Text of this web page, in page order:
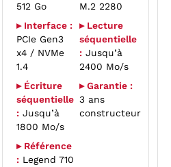
512 Go
M.2 2280
▸ Interface :
PCIe Gen3
x4 / NVMe
1.4
▸ Lecture
séquentielle
:Jusqu’à
2400 Mo/s
▸ Écriture
séquentielle
:Jusqu’à
1800 Mo/s
▸ Garantie :
3 ans
constructeur
▸ Référence
:Legend 710